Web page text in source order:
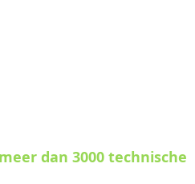
dan 3000 technische